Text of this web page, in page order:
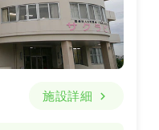
施設詳細